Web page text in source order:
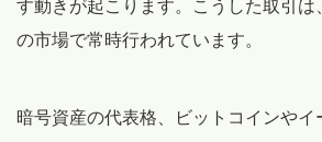
す動きが起こります。こうした取引は
の市場で常時行われています。
暗号資産の代表格、ビットコインやイ